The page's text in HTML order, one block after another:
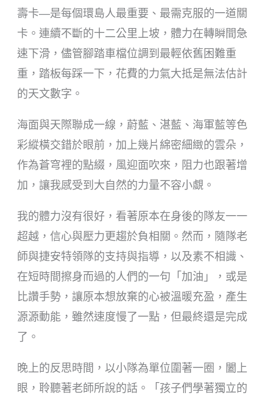
壽卡—是每個環島人最重要、最需克服的一道關
卡。連續不斷的十二公里上坡，體力在轉瞬間急
速下滑，儘管腳踏車檔位調到最輕依舊困難重
重，踏板每踩一下，花費的力氣大抵是無法估計
的天文數字。
海面與天際聯成一線，蔚藍、湛藍、海軍藍等色
彩縱橫交錯於眼前，加上幾片綿密細緻的雲朵，
作為蒼穹裡的點綴，風迎面吹來，阻力也跟著增
加，讓我感受到大自然的力量不容小覷。
我的體力沒有很好，看著原本在身後的隊友一一
超越，信心與壓力更趨於負相關。然而，隨隊老
師與捷安特領隊的支持與指導，以及素不相識、
在短時間擦身而過的人們的一句「加油」，或是
比讚手勢，讓原本想放棄的心被溫暖充盈，產生
源源動能，雖然速度慢了一點，但最終還是完成
了。
晚上的反思時間，以小隊為單位圍著一圈，闔上
眼，聆聽著老師所說的話。「孩子們學著獨立的